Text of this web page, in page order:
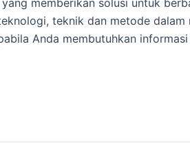
memberikan solusi untuk
teknik dan metode dalam
Anda membutuhkan